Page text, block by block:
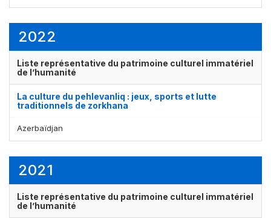
2022
Liste représentative du patrimoine culturel immatériel
de l’humanité
La culture du pehlevanliq : jeux, sports et lutte
traditionnels de zorkhana
Azerbaïdjan
2021
Liste représentative du patrimoine culturel immatériel
de l’humanité